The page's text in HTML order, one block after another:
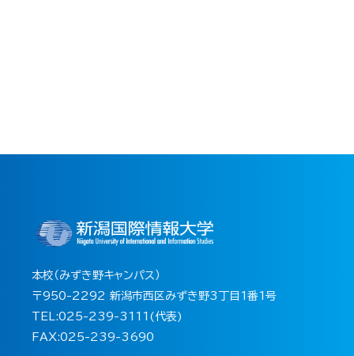
本校（みずき野キャンパス）
〒950-2292 新潟市西区みずき野3丁目1番1号
TEL:025-239-3111(代表)
FAX:025-239-3690